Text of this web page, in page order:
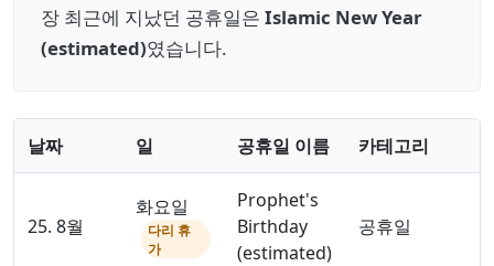
장 최근에 지났던 공휴일은 Islamic New Year
(estimated)였습니다.
날짜 일 공휴일 이름 카테고리
25. 8월
화요일
다리 휴
가
Prophet's
Birthday
(estimated)
공휴일